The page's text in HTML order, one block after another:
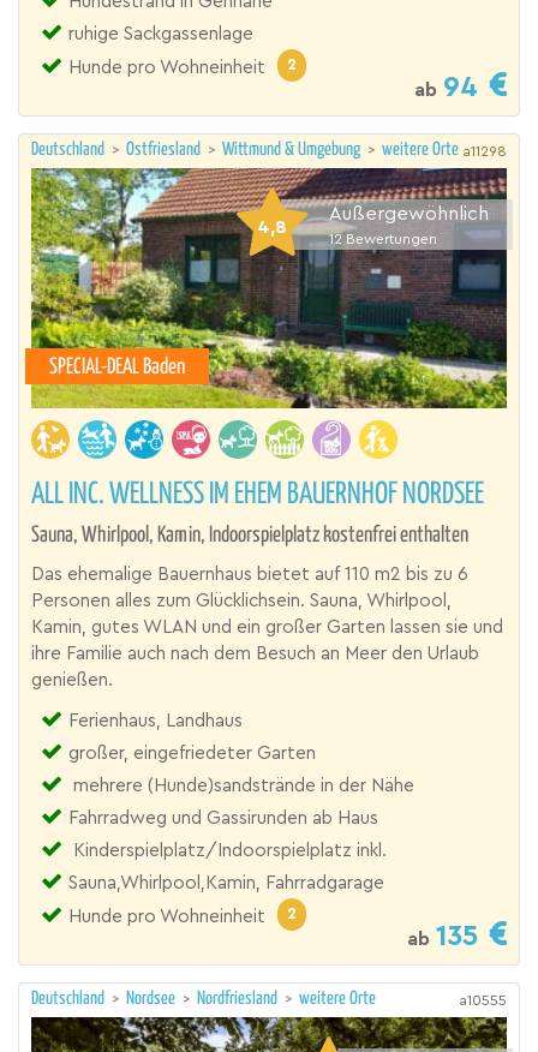
ruhige Sackgassenlage
Hunde pro Wohneinheit
2
ab 94
Deutschland > Ostfriesland > Wittmund & Umgebung > weitere Orte a11298
4,8
Außergewöhnlich
12 Bewertungen
SPECIAL-DEAL Baden
ALL INC. WELLNESS IM EHEM BAUERNHOF NORDSEE
Sauna, Whirlpool, Kamin, Indoorspielplatz kostenfrei enthalten
Das ehemalige Bauernhaus bietet auf 110 m2 bis zu 6
Personen alles zum Glücklichsein. Sauna, Whirlpool,
Kamin, gutes WLAN und ein großer Garten lassen sie und
ihre Familie auch nach dem Besuch an Meer den Urlaub
genießen.
Ferienhaus, Landhaus
großer, eingefriedeter Garten
mehrere (Hunde)sandstrände in der Nähe
Fahrradweg und Gassirunden ab Haus
Kinderspielplatz/Indoorspielplatz inkl.
Sauna,Whirlpool,Kamin, Fahrradgarage
Hunde pro Wohneinheit
2
ab 135
Deutschland > Nordsee > Nordfriesland > weitere Orte a10555